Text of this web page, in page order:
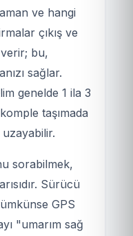
ve hangi
çıkış ve
verir; bu,
sağlar.
genelde 1 ila 3
taşımada
uzayabilir.
sorabilmek,
Sürücü
GPS
"umarım sağ